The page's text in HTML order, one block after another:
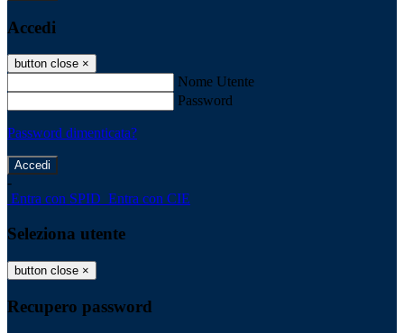
Accedi
button close ×
Nome Utente
Password
Password dimenticata?
-
Entra con SPID Entra con CIE
Seleziona utente
button close ×
Recupero password